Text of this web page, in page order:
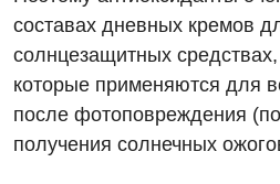
Акушерство и гинекология
Аллергология, иммунология
Андрология
Травматологическое
Урологическое отделение
составах дневных кремов
солнцезащитных
которые применяются для
после фотоповреждения
получения солнечных